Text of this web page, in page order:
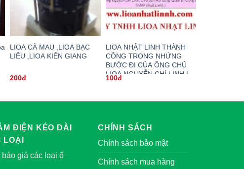
LIOA CÀ MAU ,LIOA BẠC
LIÊU ,LIOA KIÊN GIANG
200đ
LIOA NHẬT LINH THÀNH
CÔNG TRONG NHỨNG
BƯỚC ĐI CỦA ÔNG CHỦ
LIOA NGUYỄN CHÍ LINH !
100đ
ĐIỆN KÉO DÀI
LOẠI
báo giá các loại ổ
CHÍNH SÁCH
Chính sách bảo mật
Chính sách mua hàng